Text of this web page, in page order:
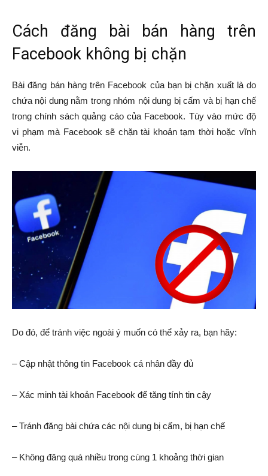
Cách đăng bài bán hàng trên
Facebook không bị chặn
Bài đăng bán hàng trên Facebook của bạn bị chặn xuất là do
chứa nội dung nằm trong nhóm nội dung bị cấm và bị hạn chế
trong chính sách quảng cáo của Facebook. Tùy vào mức độ
vi phạm mà Facebook sẽ chặn tài khoản tạm thời hoặc vĩnh
viễn.
Do đó, để tránh việc ngoài ý muốn có thể xảy ra, bạn hãy:
– Cập nhật thông tin Facebook cá nhân đầy đủ
– Xác minh tài khoản Facebook để tăng tính tin cậy
– Tránh đăng bài chứa các nội dung bị cấm, bị hạn chế
– Không đăng quá nhiều trong cùng 1 khoảng thời gian